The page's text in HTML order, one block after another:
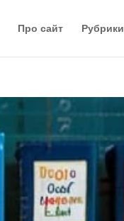
Про сайт Рубрики